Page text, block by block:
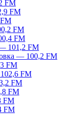
FM
FM
FM
FM
101,2 FM
— 100,2 FM
FM
FM
FM
FM
FM
FM